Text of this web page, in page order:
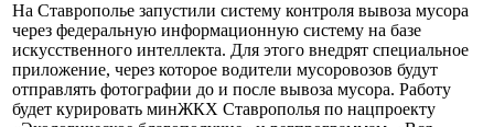
На Ставрополье запустили систему контроля вывоза мусора
через федеральную информационную систему на базе
искусственного интеллекта. Для этого внедрят специальное
приложение, через которое водители мусоровозов будут
отправлять фотографии до и после вывоза мусора. Работу
будет курировать минЖКХ Ставрополья по нацпроекту